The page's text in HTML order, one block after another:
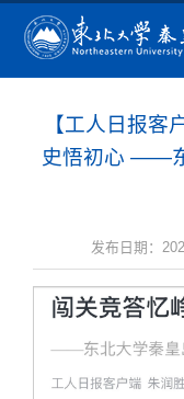
【工人日报
史悟初心 ——
发布日期：